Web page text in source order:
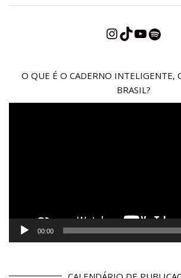
Instagram
TikTok
YouTube
Spotify
O QUE É O CADERNO INTELIGENTE,
BRASIL?
00:00